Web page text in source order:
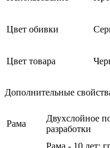
Цвет обивки
Цвет товара
Дополнительные
Рама
Двухслойное
разработки
Рама - 10 лет;